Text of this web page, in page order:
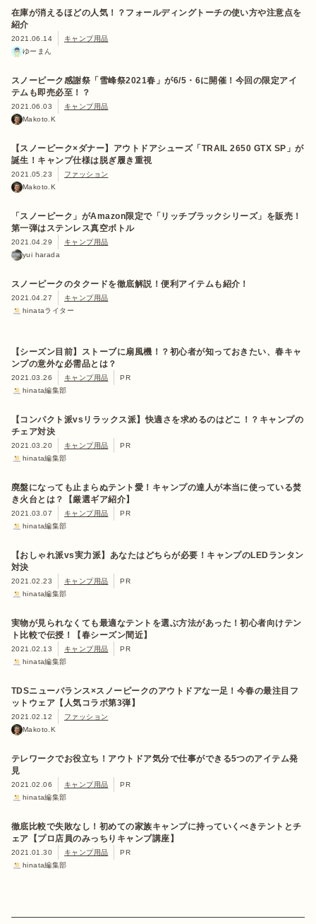
在庫が消えるほどの人気！？︎フォールディングトーチの使い方や注意点を
紹介
2021.06.14
キャンプ用品
ゆーまん
スノーピーク感謝祭「雪峰祭2021春」が6/5・6に開催！今回の限定アイ
テムも即売必至！？
2021.06.03
キャンプ用品
Makoto.K
【スノーピーク×ダナー】アウトドアシューズ「TRAIL 2650 GTX SP」が
誕生！キャンプ仕様は脱ぎ履き重視
2021.05.23
ファッション
Makoto.K
「スノーピーク」がAmazon限定で「リッチブラックシリーズ」を販売！
第一弾はステンレス真空ボトル
2021.04.29
キャンプ用品
yui harada
スノーピークのタクードを徹底解説！便利アイテムも紹介！
2021.04.27
キャンプ用品
hinataライター
【シーズン目前】ストーブに扇風機！？初心者が知っておきたい、春キャ
ンプの意外な必需品とは？
2021.03.26 キャンプ用品
PR
hinata編集部
【コンパクト派vsリラックス派】快適さを求めるのはどこ！？キャンプの
チェア対決
2021.03.20 キャンプ用品
PR
hinata編集部
廃盤になっても止まらぬテント愛！キャンプの達人が本当に使っている焚
き火台とは？【厳選ギア紹介】
2021.03.07 キャンプ用品
PR
hinata編集部
【おしゃれ派vs実力派】あなたはどちらが必要！キャンプのLEDランタン
対決
2021.02.23 キャンプ用品
PR
hinata編集部
実物が見られなくても最適なテントを選ぶ方法があった！初心者向けテン
ト比較で伝授！【春シーズン間近】
2021.02.13 キャンプ用品
PR
hinata編集部
TDSニューバランス×スノーピークのアウトドアな一足！今春の最注目フ
ットウェア【人気コラボ第3弾】
2021.02.12
ファッション
Makoto.K
テレワークでお役立ち！アウトドア気分で仕事ができる5つのアイテム発
見
2021.02.06 キャンプ用品
PR
hinata編集部
徹底比較で失敗なし！初めての家族キャンプに持っていくべきテントとチ
ェア【プロ店員のみっちりキャンプ講座】
2021.01.30 キャンプ用品
PR
hinata編集部